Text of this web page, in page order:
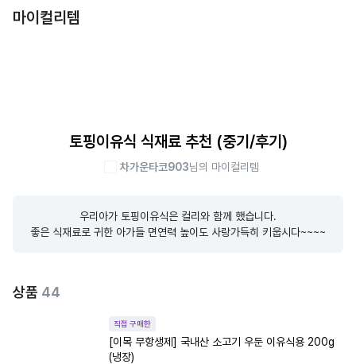
마이컬리템
토핑이유식 식재료 추천 (중기/후기)
차가운타코903님의 마이컬리템
우리아가 토핑이유식은 컬리와 함께 했습니다.
좋은 식재료로 귀한 아가들 면연력 높이도 사랑가득히 키웁시다~~~~
상품 44
직접 구매한
[이목 무항생제] 국내산 소고기 우둔 이유식용 200g
(냉장)